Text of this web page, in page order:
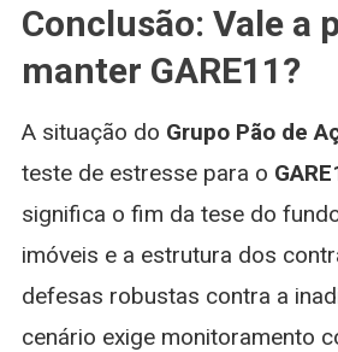
Conclusão: Vale a
manter GARE11?
A situação do Grupo Pão de
teste de estresse para o
significa o fim da tese do
imóveis e a estrutura dos
defesas robustas contra a
cenário exige monitoramento